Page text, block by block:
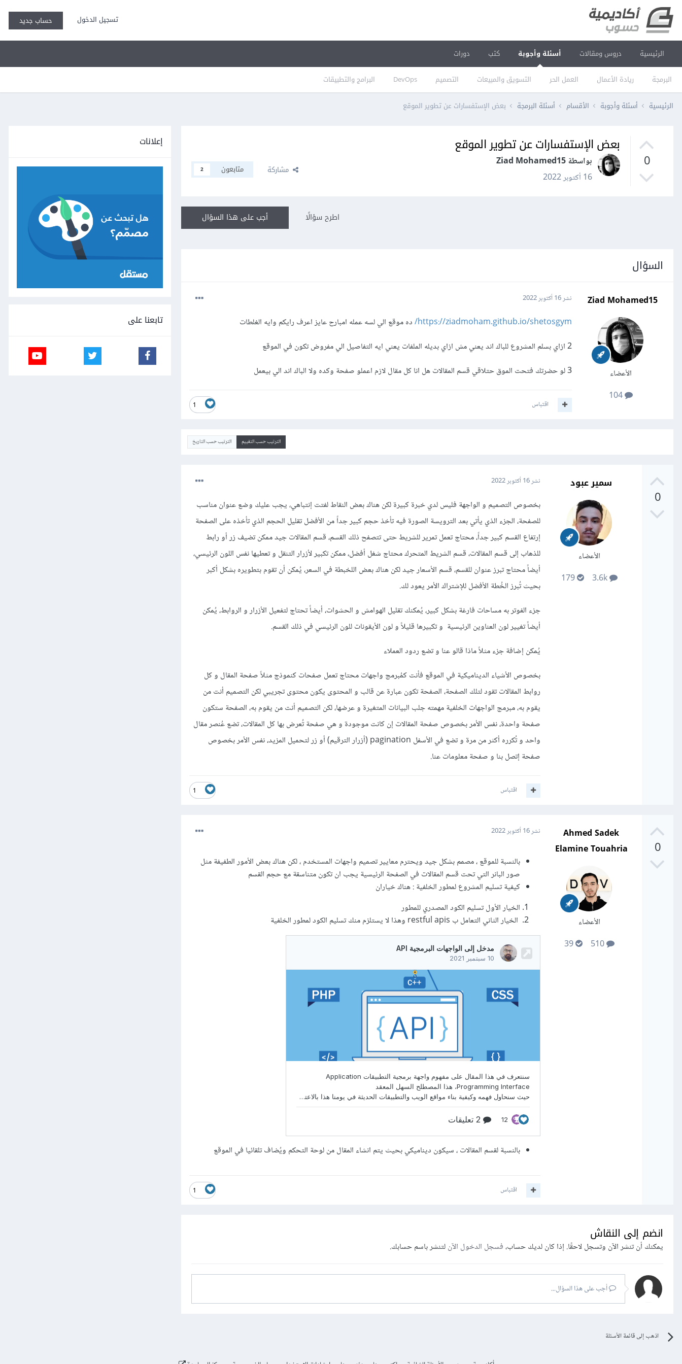
تسجيل الدخول حساب جديد
الرئيسية دروس ومقالات أسئلة وأجوبة
البرمجة ريادة الأعمال العمل الحر التسويق والمبيعات التصميم DevOps البرامج والتطبيقات
كتب دورات
الرئيسية أسئلة وأجوبة الأقسام أسئلة البرمجة بعض الإستفسارات عن تطوير الموقع
0
بعض الإستفسارات عن تطوير الموقع
بواسطة Ziad Mohamed15
16 أكتوبر 2022
مشاركة متابعون 2
أجب على هذا السؤال اطرح سؤالًا
السؤال
Ziad Mohamed15
الأعضاء
104
نشر16 أكتوبر 2022
https://ziadmoham.github.io/shetosgym/ ده موقع الي لسه عمله امبارح عايز اعرف رايكم وايه الغلطات
2 ازاي بسلم المشروع للباك اند يعني مش ازاي بديله الملفات يعني ايه التفاصيل الي مفروض تكون في الموقع
3 لو حضرتك فتحت الموق حتلاقي قسم المقالات هل انا كل مقال لازم اعملو صفحة وكده ولا الباك اند الي بيعمل
1 اقتباس
الترتيب حسب التقييم الترتيب حسب التاريخ
0
سمير عبود
الأعضاء
3.6k
179
نشر16 أكتوبر 2022
بخصوص التصميم و الواجهة فليس لدي خبرة كبيرة لكن هناك بعض النقاط لفتت إنتباهي، يجب عليك وضع عنوان مناسب
للصفحة، الجزء الذي يأتي بعد الترويسة الصورة فيه تأخذ حجم كبير جداً من الأفضل تقليل الحجم الذي تأخذه على الصفحة
إرتفاع القسم كبير جداً، محتاج تعمل تمرير للشريط حتى تتصفح ذلك القسم، قسم المقالات جيد ممكن تضيف زر أو رابط
للذهاب إلى قسم المقالات، قسم الشريط المتحرك محتاج شغل أفضل، ممكن تكبير لأزرار التنقل و تعطيها نفس اللون الرئيسي،
أيضاً محتاج تبرز عنوان للقسم، قسم الأسعار جيد لكن هناك بعض اللخبطة في السعر، يُمكن أن تقوم بتطويره بشكل أكبر
بحيث تُبرز الخُطة الأفضل للإشتراك الأمر يعود لك.
جزء الفوتر به مساحات فارغة بشكل كبير، يُمكنك تقليل الهوامش و الحشوات، أيضاً تحتاج لتفعيل الأزرار و الروابط، يُمكن
أيضاً تغيير لون العناوين الرئيسية و تكبيرها قليلاً و لون الأيقونات للون الرئيسي في ذلك القسم.
يُمكن إضافة جزء مثلاً ماذا قالو عنا و تضع ردود العملاء
بخصوص الأشياء الديناميكية في الموقع فأنت كمُبرمج واجهات محتاج تعمل صفحات كنموذج مثلاً صفحة المقال و كل
روابط المقالات تقود لتلك الصفحة، الصفحة تكون عبارة عن قالب و المحتوى يكون محتوى تجريبي لكن التصميم أنت من
يقوم به، مبرمج الواجهات الخلفية مهمته جلب البيانات المتغيرة و عرضها، لكن التصميم أنت من يقوم به، الصفحة ستكون
صفحة واحدة، نفس الأمر بخصوص صفحة المقالات إن كانت موجودة و هي صفحة تُعرض بها كل المقالات، تضع عُنصر مقال
واحد و تُكرره أكثر من مرة و تضع في الأسفل pagination (أزرار الترقيم) أو زر لتحميل المزيد، نفس الأمر بخصوص
صفحة إتصل بنا و صفحة معلومات عنا.
1 اقتباس
0
Ahmed Sadek
Elamine Touahria
الأعضاء
510
39
نشر16 أكتوبر 2022
بالنسبة للموقع ، مصمم بشكل جيد ويحترم معايير تصميم واجهات المستخدم ، لكن هناك بعض الأمور الطفيفة مثل
صور البانر التي تحت قسم المقالات في الصفحة الرئيسية يجب ان تكون متناسقة مع حجم القسم
كيفية تسليم المشروع لمطور الخلفية : هناك خياران
الخيار الأول تسليم الكود المصدري للمطور
الخيار الثاني التعامل ب restful apis وهذا لا يستلزم منك تسليم الكود لمطور الخلفية
بالنسبة لقسم المقالات ، سيكون ديناميكي بحيث يتم انشاء المقال من لوحة التحكم ويُضاف تلقائيا في الموقع
1 اقتباس
انضم إلى النقاش
يمكنك أن تنشر الآن وتسجل لاحقًا. إذا كان لديك حساب،فسجل الدخول الآنلتنشر باسم حسابك.
أجب على هذا السؤال...
اذهب إلى قائمة الأسئلة
إعلانات
تابعنا على